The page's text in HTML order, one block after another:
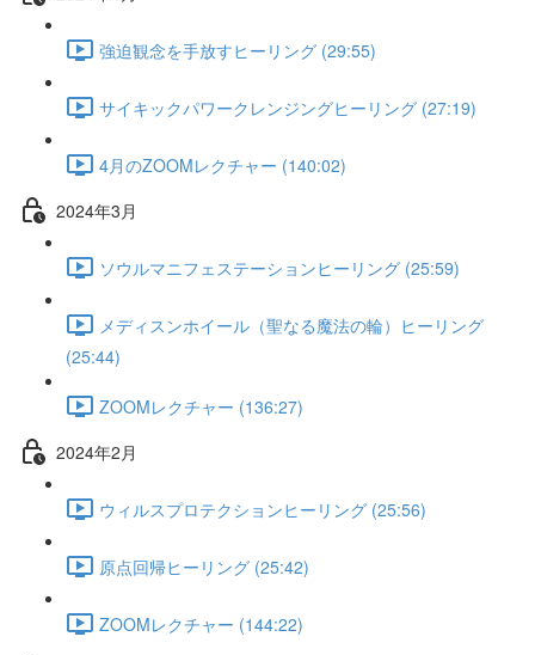
強迫観念を手放すヒーリング (29:55)
サイキックパワークレンジングヒーリング (27:19)
4月のZOOMレクチャー (140:02)
2024年3月
ソウルマニフェステーションヒーリング (25:59)
メディスンホイール（聖なる魔法の輪）ヒーリング
(25:44)
ZOOMレクチャー (136:27)
2024年2月
ウィルスプロテクションヒーリング (25:56)
原点回帰ヒーリング (25:42)
ZOOMレクチャー (144:22)